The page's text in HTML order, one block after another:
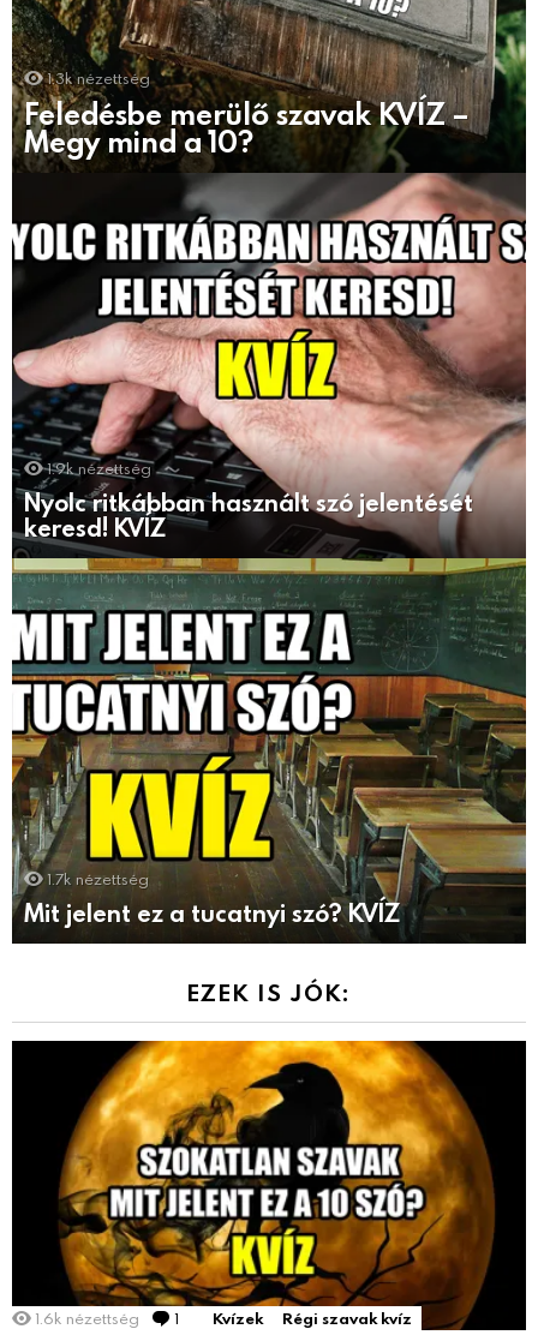
1.3k nézettség
Feledésbe merülő szavak KVÍZ –
Megy mind a 10?
1.9k nézettség
Nyolc ritkábban használt szó jelentését
keresd! KVÍZ
1.7k nézettség
Mit jelent ez a tucatnyi szó? KVÍZ
EZEK IS JÓK:
1.6k nézettség 1 Comment
Kvízek Régi szavak kvíz